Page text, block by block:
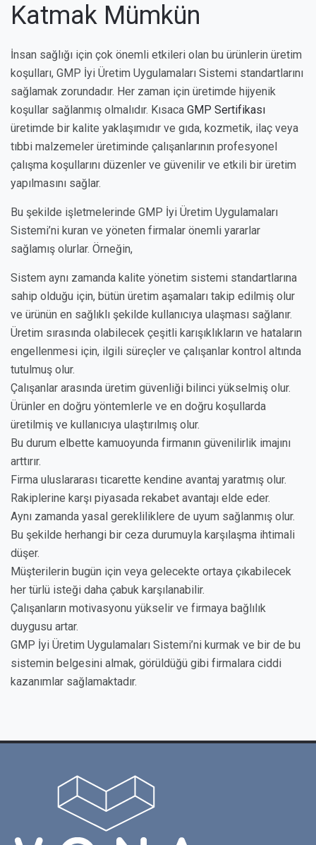
Katmak Mümkün
İnsan sağlığı için çok önemli etkileri olan bu ürünlerin üretim
koşulları, GMP İyi Üretim Uygulamaları Sistemi standartlarını
sağlamak zorundadır. Her zaman için üretimde hijyenik
koşullar sağlanmış olmalıdır. Kısaca GMP Sertifikası
üretimde bir kalite yaklaşımıdır ve gıda, kozmetik, ilaç veya
tıbbi malzemeler üretiminde çalışanlarının profesyonel
çalışma koşullarını düzenler ve güvenilir ve etkili bir üretim
yapılmasını sağlar.
Bu şekilde işletmelerinde GMP İyi Üretim Uygulamaları
Sistemi’ni kuran ve yöneten firmalar önemli yararlar
sağlamış olurlar. Örneğin,
Sistem aynı zamanda kalite yönetim sistemi standartlarına
sahip olduğu için, bütün üretim aşamaları takip edilmiş olur
ve ürünün en sağlıklı şekilde kullanıcıya ulaşması sağlanır.
Üretim sırasında olabilecek çeşitli karışıklıkların ve hataların
engellenmesi için, ilgili süreçler ve çalışanlar kontrol altında
tutulmuş olur.
Çalışanlar arasında üretim güvenliği bilinci yükselmiş olur.
Ürünler en doğru yöntemlerle ve en doğru koşullarda
üretilmiş ve kullanıcıya ulaştırılmış olur.
Bu durum elbette kamuoyunda firmanın güvenilirlik imajını
arttırır.
Firma uluslararası ticarette kendine avantaj yaratmış olur.
Rakiplerine karşı piyasada rekabet avantajı elde eder.
Aynı zamanda yasal gerekliliklere de uyum sağlanmış olur.
Bu şekilde herhangi bir ceza durumuyla karşılaşma ihtimali
düşer.
Müşterilerin bugün için veya gelecekte ortaya çıkabilecek
her türlü isteği daha çabuk karşılanabilir.
Çalışanların motivasyonu yükselir ve firmaya bağlılık
duygusu artar.
GMP İyi Üretim Uygulamaları Sistemi’ni kurmak ve bir de bu
sistemin belgesini almak, görüldüğü gibi firmalara ciddi
kazanımlar sağlamaktadır.